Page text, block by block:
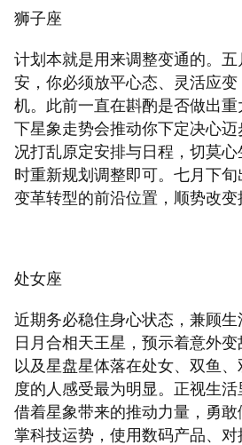
狮子座
计划本就是用来调整变通的。
安，你必须放平心态、灵活应
机。此前一直在斟酌是否做出
下星象走势会推动你下定决心
况打乱原定安排与日程，切莫
时重新规划调整即可。七月下
变革转型的前沿位置，顺势改变
处女座
近期务必稳住身心状态，兼顾生
日月合相天王星，预示着意外变
以及星盘星体落在处女、双鱼
度的人感受最为明显。正视生活
借着星象带来的推动力量，勇
掌科技运势，使用数码产品、